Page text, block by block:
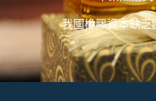
我國橡膠資本缺